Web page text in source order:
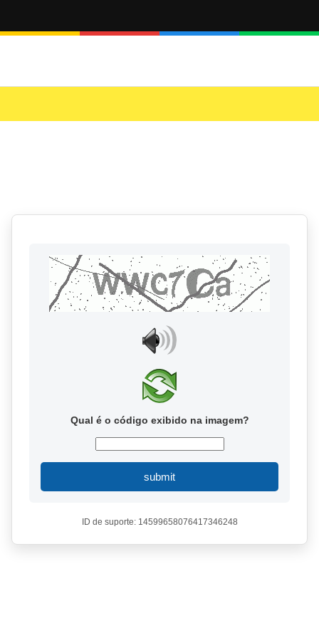
Qual é o código exibido na imagem?
submit
ID de suporte: 14599658076417346248